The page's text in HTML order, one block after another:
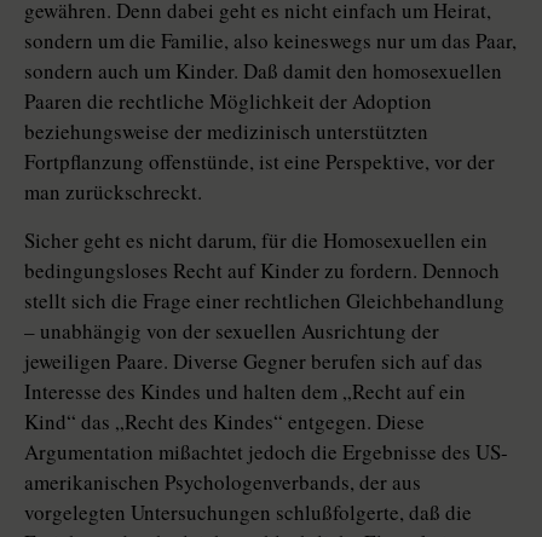
gewähren. Denn dabei geht es nicht einfach um Heirat,
sondern um die Familie, also keineswegs nur um das Paar,
sondern auch um Kinder. Daß damit den homosexuellen
Paaren die rechtliche Möglichkeit der Adoption
beziehungsweise der medizinisch unterstützten
Fortpflanzung offenstünde, ist eine Perspektive, vor der
man zurückschreckt.
Sicher geht es nicht darum, für die Homosexuellen ein
bedingungsloses Recht auf Kinder zu fordern. Dennoch
stellt sich die Frage einer rechtlichen Gleichbehandlung
– unabhängig von der sexuellen Ausrichtung der
jeweiligen Paare. Diverse Gegner berufen sich auf das
Interesse des Kindes und halten dem „Recht auf ein
Kind“ das „Recht des Kindes“ entgegen. Diese
Argumentation mißachtet jedoch die Ergebnisse des US-
amerikanischen Psychologenverbands, der aus
vorgelegten Untersuchungen schlußfolgerte, daß die